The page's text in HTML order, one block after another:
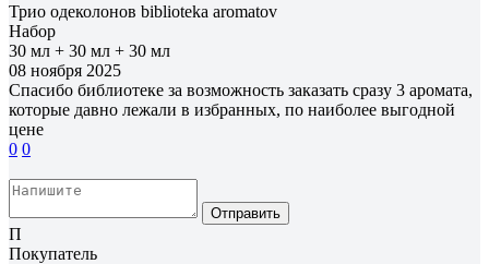
Трио одеколонов biblioteka aromatov
Набор
30 мл + 30 мл + 30 мл
08 ноября 2025
Спасибо библиотеке за возможность заказать сразу 3 аромата,
которые давно лежали в избранных, по наиболее выгодной
цене
0 0
Отправить
П
Покупатель